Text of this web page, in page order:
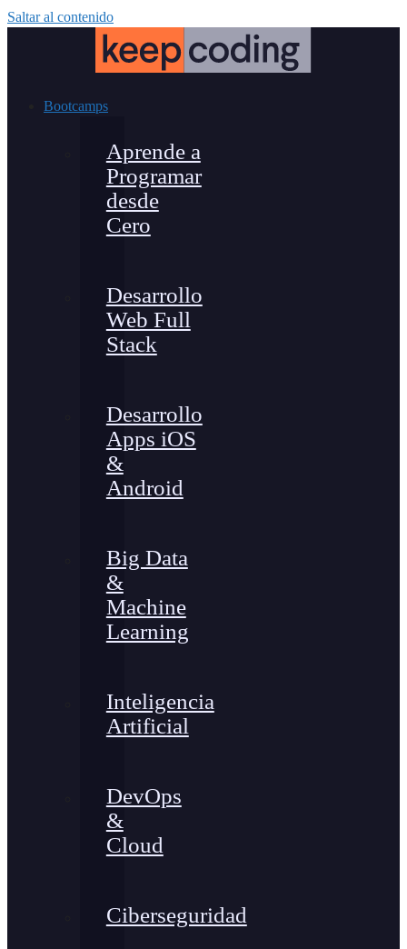
Saltar al contenido
Bootcamps
Aprende a
Programar
desde
Cero
Desarrollo
Web Full
Stack
Desarrollo
Apps iOS
&
Android
Big Data
&
Machine
Learning
Inteligencia
Artificial
DevOps
&
Cloud
Ciberseguridad